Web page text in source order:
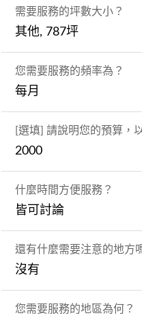
需要服務的坪數大小？
其他, 787坪
您需要服務的頻率為？
每月
[選填] 請說明您的預算，
2000
什麼時間方便服務？
皆可討論
還有什麼需要注意的地方
沒有
您需要服務的地區為何？